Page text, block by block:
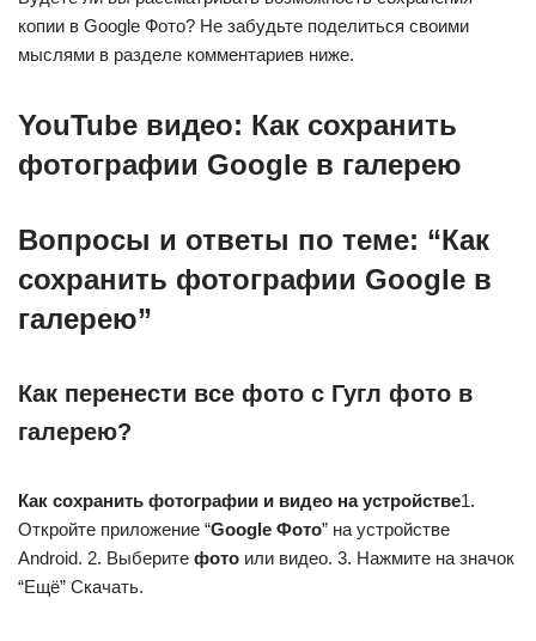
копии в Google Фото? Не забудьте поделиться своими
мыслями в разделе комментариев ниже.
YouTube видео: Как сохранить
фотографии Google в галерею
Вопросы и ответы по теме: “Как
сохранить фотографии Google в
галерею”
Как перенести все фото с Гугл фото в
галерею?
Как сохранить фотографии и видео на устройстве1.
Откройте приложение “Google Фото” на устройстве
Android. 2. Выберите фото или видео. 3. Нажмите на значок
“Ещё” Скачать.